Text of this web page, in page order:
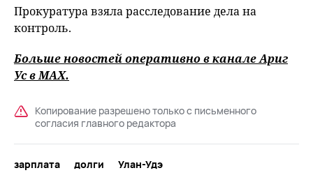
Прокуратура взяла расследование дела на
контроль.
Больше новостей оперативно в канале Ариг
Ус вMAХ.
Копирование разрешено только с письменного
согласия главного редактора
зарплата долги
Улан-Удэ